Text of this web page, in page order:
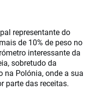
representante do
de 10% de peso no
interessante da
sobretudo da
na Polónia, onde a sua
parte das receitas.